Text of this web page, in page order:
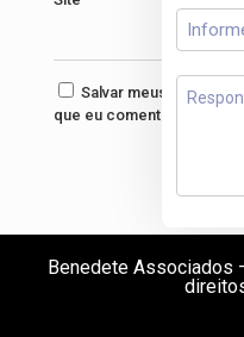
Salvar meus dados
que eu comentar.
Benedete Associados